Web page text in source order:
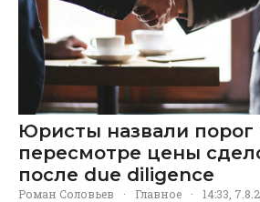
Юристы назвали порог
пересмотре цены
после due diligence
Роман Соловьев · Главное · 14:33,